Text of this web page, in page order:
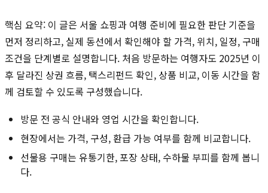
핵심 요약: 이 글은 서울 쇼핑과 여행 준비에 필요한 판단 기준을
먼저 정리하고, 실제 동선에서 확인해야 할 가격, 위치, 일정, 구매
조건을 단계별로 설명합니다. 처음 방문하는 여행자도 2025년 이
후 달라진 상권 흐름, 택스리펀드 확인, 상품 비교, 이동 시간을 함
께 검토할 수 있도록 구성했습니다.
방문 전 공식 안내와 영업 시간을 확인합니다.
현장에서는 가격, 구성, 환급 가능 여부를 함께 비교합니다.
선물용 구매는 유통기한, 포장 상태, 수하물 부피를 함께 봅니
다.